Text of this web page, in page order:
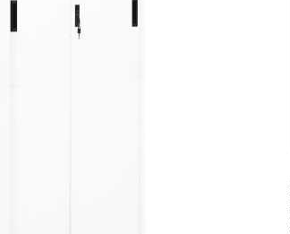
Силови кули